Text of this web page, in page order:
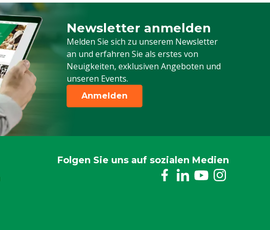
Newsletter anmelden
Melden Sie sich zu unserem Newsletter
an und erfahren Sie als erstes von
Neuigkeiten, exklusiven Angeboten und
unseren Events.
Melden Sie sich für unseren Newsletter
Anmelden
Folgen Sie uns auf sozialen Medien